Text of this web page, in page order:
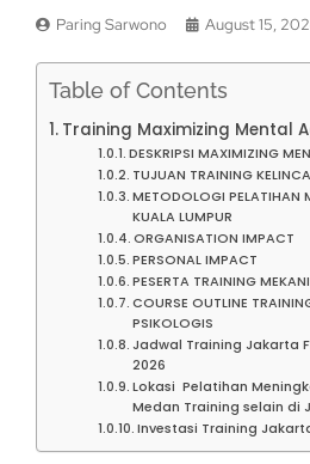
Paring Sarwono August 15,
Table of Contents
Training Maximizing Mental
DESKRIPSI MAXIMIZING
TUJUAN TRAINING
METODOLOGI PELATIHAN
KUALA LUMPUR
ORGANISATION IMPACT
PERSONAL IMPACT
PESERTA TRAINING
COURSE OUTLINE
PSIKOLOGIS
Jadwal Training Jakarta
2026
Lokasi Pelatihan
Medan Training selain di
Investasi Training